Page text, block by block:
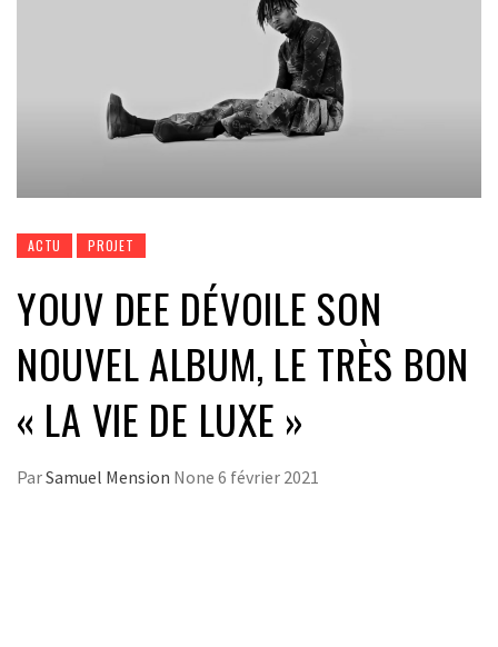
ACTU PROJET
YOUV DEE DÉVOILE SON
NOUVEL ALBUM, LE TRÈS BON
« LA VIE DE LUXE »
ParSamuel Mension None 6 février 2021